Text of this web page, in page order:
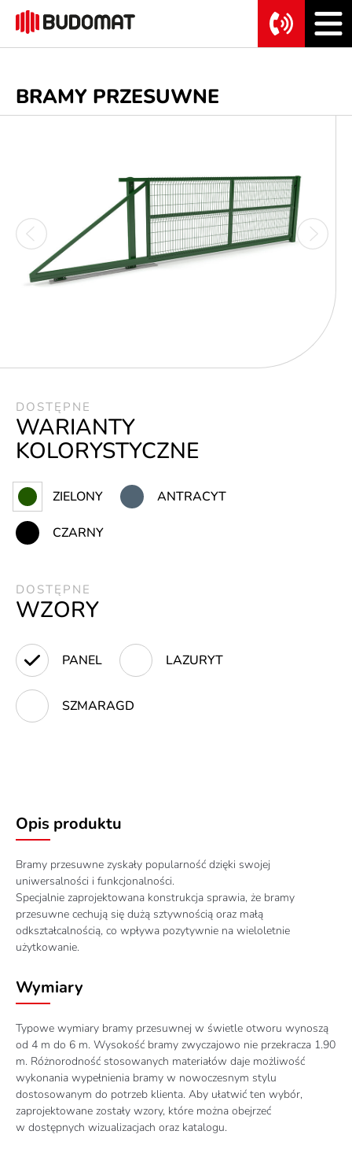
BRAMY PRZESUWNE
DOSTĘPNE
WARIANTY
KOLORYSTYCZNE
ZIELONY ANTRACYT
CZARNY
DOSTĘPNE
WZORY
PANEL LAZURYT
SZMARAGD
Opis produktu
Bramy przesuwne zyskały popularność dzięki swojej
uniwersalności i funkcjonalności.
Specjalnie zaprojektowana konstrukcja sprawia, że bramy
przesuwne cechują się dużą sztywnością oraz małą
odkształcalnością, co wpływa pozytywnie na wieloletnie
użytkowanie.
Wymiary
Typowe wymiary bramy przesuwnej w świetle otworu wynoszą
od 4 m do 6 m. Wysokość bramy zwyczajowo nie przekracza 1.90
m. Różnorodność stosowanych materiałów daje możliwość
wykonania wypełnienia bramy w nowoczesnym stylu
dostosowanym do potrzeb klienta. Aby ułatwić ten wybór,
zaprojektowane zostały wzory, które można obejrzeć
w dostępnych wizualizacjach oraz katalogu.